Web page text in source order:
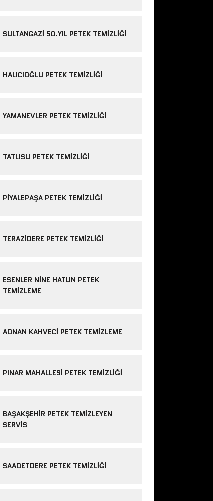
SULTANGAZI 50.YIL PETEK TEMIZLIĞI
HALICIOĞLU PETEK TEMIZLIĞI
YAMANEVLER PETEK TEMIZLIĞI
TATLISU PETEK TEMIZLIĞI
PIYALEPAŞA PETEK TEMIZLIĞI
TERAZIDERE PETEK TEMIZLIĞI
ESENLER NINE HATUN PETEK
TEMIZLEME
ADNAN KAHVECI PETEK TEMIZLEME
PINAR MAHALLESI PETEK TEMIZLIĞI
BAŞAKŞEHIR PETEK TEMIZLEYEN
SERVIS
SAADETDERE PETEK TEMIZLIĞI